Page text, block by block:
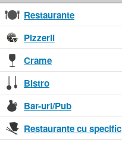
Restaurante
Pizzerii
Crame
Bistro
Bar-uri/Pub
Restaurante cu specific